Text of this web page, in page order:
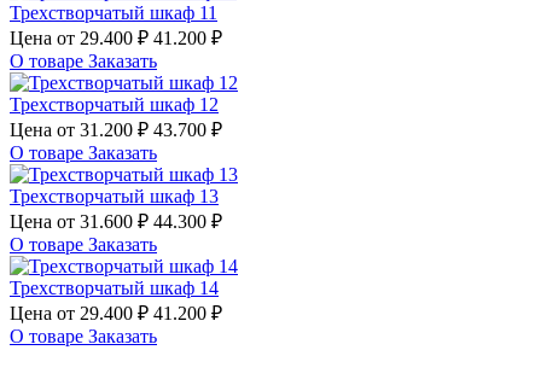
Трехстворчатый шкаф 11
Цена от 29.400 ₽ 41.200 ₽
О товаре Заказать
Трехстворчатый шкаф 12
Цена от 31.200 ₽ 43.700 ₽
О товаре Заказать
Трехстворчатый шкаф 13
Цена от 31.600 ₽ 44.300 ₽
О товаре Заказать
Трехстворчатый шкаф 14
Цена от 29.400 ₽ 41.200 ₽
О товаре Заказать